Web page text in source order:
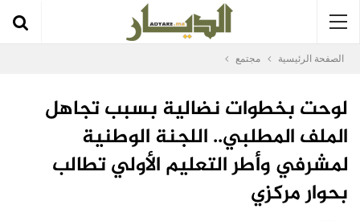
الصفحة الرئيسية مجتمع
لوحت بخطوات نضالية بسبب تجاهل
الملف المطلبي.. اللجنة الوطنية
لمشرفي وأطر التعليم الأولي تطالب
بحوار مركزي